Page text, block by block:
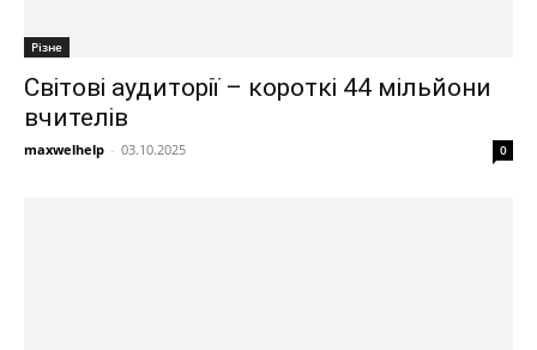
Різне
Світові аудиторії – короткі 44 мільйони
вчителів
maxwelhelp - 03.10.2025 0